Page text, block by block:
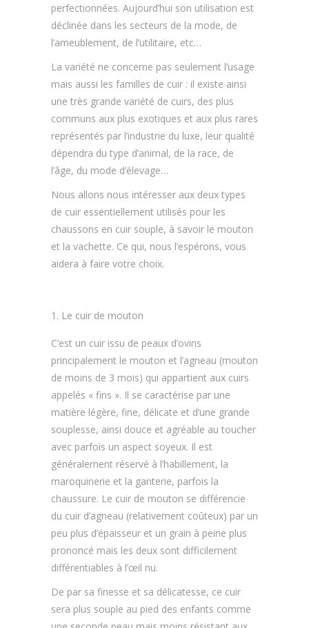
perfectionnées. Aujourd’hui son utilisation est
déclinée dans les secteurs de la mode, de
l’ameublement, de l’utilitaire, etc…
La variété ne concerne pas seulement l’usage
mais aussi les familles de cuir : il existe ainsi
une très grande variété de cuirs, des plus
communs aux plus exotiques et aux plus rares
représentés par l’industrie du luxe, leur qualité
dépendra du type d’animal, de la race, de
l’âge, du mode d’élevage…
Nous allons nous intéresser aux deux types
de cuir essentiellement utilisés pour les
chaussons en cuir souple, à savoir le mouton
et la vachette. Ce qui, nous l’espérons, vous
aidera à faire votre choix.
Le cuir de mouton
C’est un cuir issu de peaux d’ovins
principalement le mouton et l’agneau (mouton
de moins de 3 mois) qui appartient aux cuirs
appelés « fins ». Il se caractérise par une
matière légère, fine, délicate et d’une grande
souplesse, ainsi douce et agréable au toucher
avec parfois un aspect soyeux. Il est
généralement réservé à l’habillement, la
maroquinerie et la ganterie, parfois la
chaussure. Le cuir de mouton se différencie
du cuir d’agneau (relativement coûteux) par un
peu plus d’épaisseur et un grain à peine plus
prononcé mais les deux sont difficilement
différentiables à l’œil nu.
De par sa finesse et sa délicatesse, ce cuir
sera plus souple au pied des enfants comme